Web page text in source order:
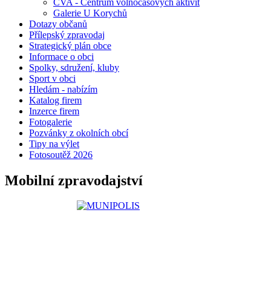
Galerie U Korychů
Dotazy občanů
Přílepský zpravodaj
Strategický plán obce
Informace o obci
Spolky, sdružení, kluby
Sport v obci
Hledám - nabízím
Katalog firem
Inzerce firem
Fotogalerie
Pozvánky z okolních obcí
Tipy na výlet
Fotosoutěž 2026
Mobilní zpravodajství